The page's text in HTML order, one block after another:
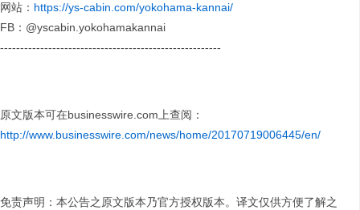
网站： https://ys-cabin.com/yokohama-kannai/
FB：@yscabin.yokohamakannai
-------------------------------------------------------
原文版本可在businesswire.com上查阅：
http://www.businesswire.com/news/home/20170719006445/en/
免责声明：本公告之原文版本乃官方授权版本。译文仅供方便了解之